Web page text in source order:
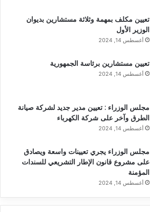
تعيين مكلف بمهمة وثلاثة مستشارين بديوان
الوزير الأول
أغسطس 14, 2024
تعيين مستشارين برئاسة الجمهورية
أغسطس 14, 2024
مجلس الوزراء : تعيين مدير جديد لشركة صيانة
الطرق وآخر على شركة الكهرباء
أغسطس 14, 2024
مجلس الوزراء يجري تعيينات واسعة ويصادق
على مشروع قانون الإطار التشريعي للسندات
المؤمنة
أغسطس 14, 2024